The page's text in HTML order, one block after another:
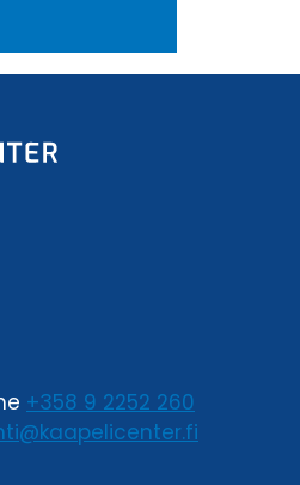
+358 9 2252 260